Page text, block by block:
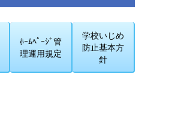
ﾎｰﾑﾍﾟｰｼﾞ管
理運用規定
学校いじめ
防止基本方
針